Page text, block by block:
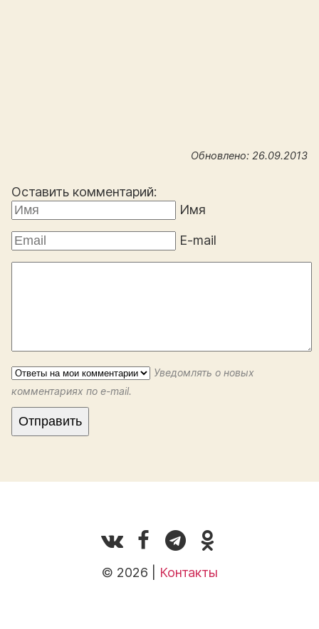
Обновлено: 26.09.2013
Оставить комментарий:
Имя
E-mail
Уведомлять о новых
комментариях по e-mail.
© 2026 | Контакты